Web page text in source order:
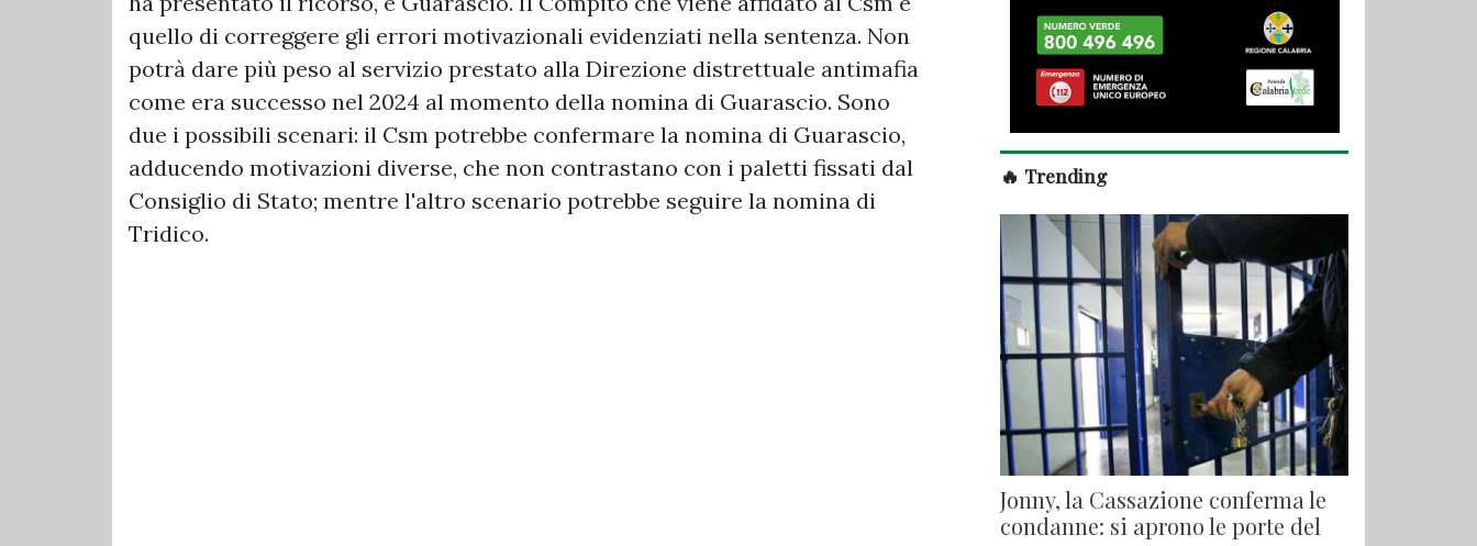
quello di correggere gli errori motivazionali evidenziati nella sentenza. Non
potrà dare più peso al servizio prestato alla Direzione distrettuale antimafia
come era successo nel 2024 al momento della nomina di Guarascio. Sono
due i possibili scenari: il Csm potrebbe confermare la nomina di Guarascio,
adducendo motivazioni diverse, che non contrastano con i paletti fissati dal
Consiglio di Stato; mentre l'altro scenario potrebbe seguire la nomina di
Tridico.
🔥 Trending
Jonny, la Cassazione conferma le
condanne: si aprono le porte del